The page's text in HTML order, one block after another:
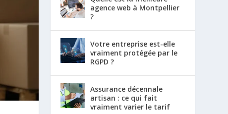
agence web à Montpellier
?
Votre entreprise est-elle
vraiment protégée par le
RGPD ?
Assurance décennale
artisan : ce qui fait
vraiment varier le tarif